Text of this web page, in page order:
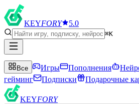
KEYFORY 5.0
⌘K
Все Игры Пополнения
гейминг
Подписки Подарочные
KEYFORY